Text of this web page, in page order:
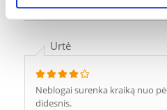
Urtė
Neblogai surenka kraiką nuo
didesnis.